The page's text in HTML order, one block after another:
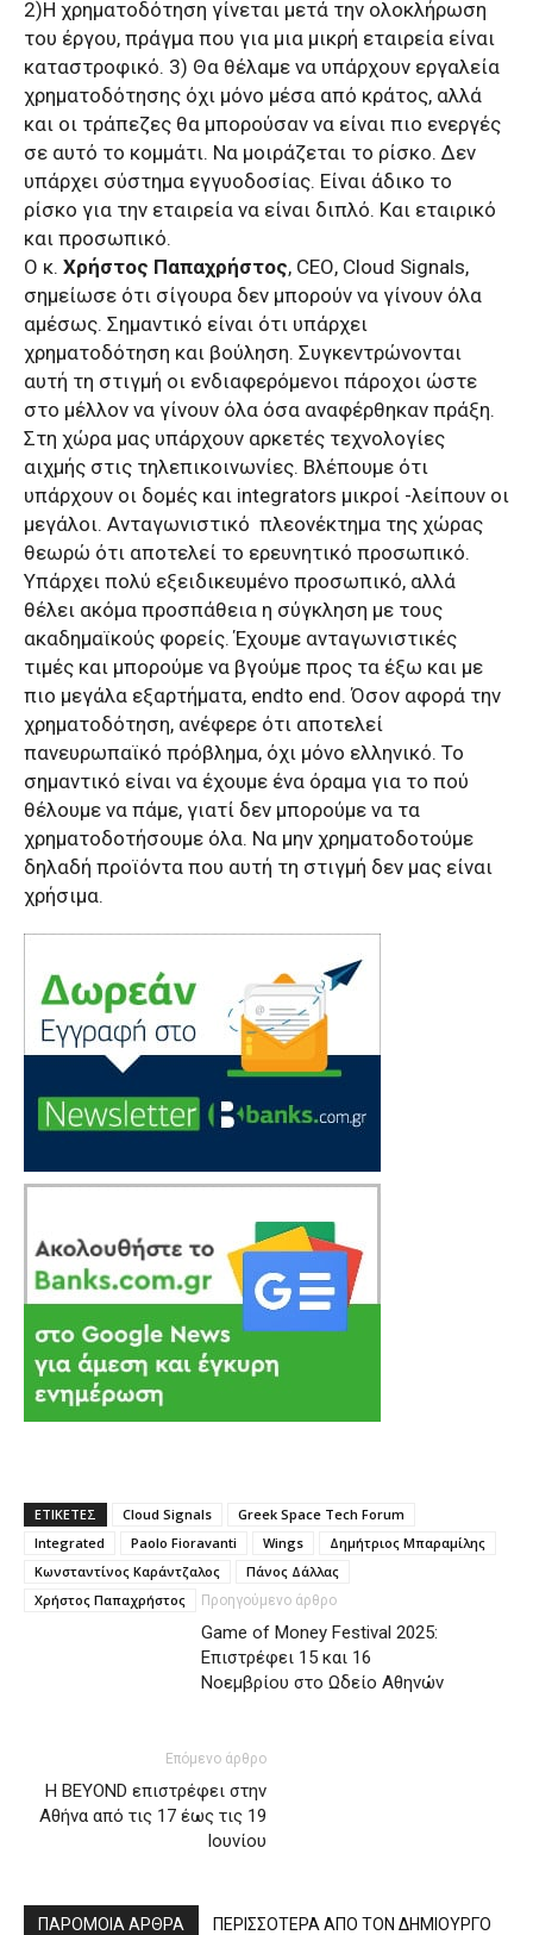
2)Η χρηματοδότηση γίνεται μετά την ολοκλήρωση
του έργου, πράγμα που για μια μικρή εταιρεία είναι
καταστροφικό. 3) Θα θέλαμε να υπάρχουν εργαλεία
χρηματοδότησης όχι μόνο μέσα από κράτος, αλλά
και οι τράπεζες θα μπορούσαν να είναι πιο ενεργές
σε αυτό το κομμάτι. Να μοιράζεται το ρίσκο. Δεν
υπάρχει σύστημα εγγυοδοσίας. Είναι άδικο το
ρίσκο για την εταιρεία να είναι διπλό. Και εταιρικό
και προσωπικό.
Ο κ. Χρήστος Παπαχρήστος, CEO, Cloud Signals,
σημείωσε ότι σίγουρα δεν μπορούν να γίνουν όλα
αμέσως. Σημαντικό είναι ότι υπάρχει
χρηματοδότηση και βούληση. Συγκεντρώνονται
αυτή τη στιγμή οι ενδιαφερόμενοι πάροχοι ώστε
στο μέλλον να γίνουν όλα όσα αναφέρθηκαν πράξη.
Στη χώρα μας υπάρχουν αρκετές τεχνολογίες
αιχμής στις τηλεπικοινωνίες. Βλέπουμε ότι
υπάρχουν οι δομές και integrators μικροί -λείπουν οι
μεγάλοι. Ανταγωνιστικό πλεονέκτημα της χώρας
θεωρώ ότι αποτελεί το ερευνητικό προσωπικό.
Υπάρχει πολύ εξειδικευμένο προσωπικό, αλλά
θέλει ακόμα προσπάθεια η σύγκληση με τους
ακαδημαϊκούς φορείς. Έχουμε ανταγωνιστικές
τιμές και μπορούμε να βγούμε προς τα έξω και με
πιο μεγάλα εξαρτήματα, endto end. Όσον αφορά την
χρηματοδότηση, ανέφερε ότι αποτελεί
πανευρωπαϊκό πρόβλημα, όχι μόνο ελληνικό. Το
σημαντικό είναι να έχουμε ένα όραμα για το πού
θέλουμε να πάμε, γιατί δεν μπορούμε να τα
χρηματοδοτήσουμε όλα. Να μην χρηματοδοτούμε
δηλαδή προϊόντα που αυτή τη στιγμή δεν μας είναι
χρήσιμα.
ΕΤΙΚΕΤΕΣ Cloud Signals
Greek Space Tech Forum
Integrated
Paolo Fioravanti Wings
Δημήτριος Μπαραμίλης
Κωνσταντίνος Καράντζαλος
Πάνος Δάλλας
Χρήστος Παπαχρήστος
Προηγούμενο άρθρο
Game of Money Festival 2025:
Eπιστρέφει 15 και 16
Νοεμβρίου στο Ωδείο Αθηνών
Επόμενο άρθρο
Η BEYOND επιστρέφει στην
Αθήνα από τις 17 έως τις 19
Ιουνίου
ΠΑΡΟΜΟΙΑ ΑΡΘΡΑ ΠΕΡΙΣΣΟΤΕΡΑ ΑΠΟ ΤΟΝ ΔΗΜΙΟΥΡΓΟ